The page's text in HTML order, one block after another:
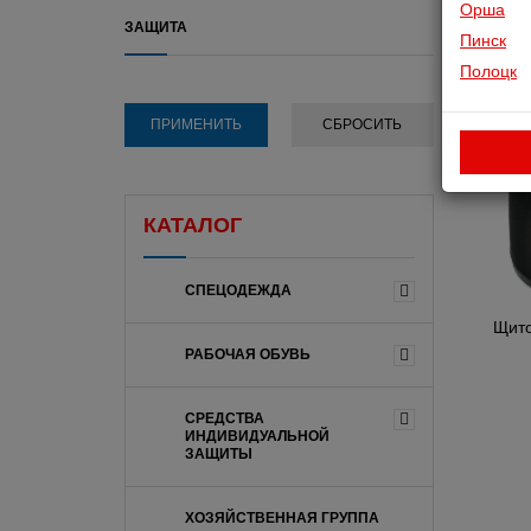
Орша
Пинск
Полоцк
ЗАЩИТА
КАТАЛОГ
СПЕЦОДЕЖДА
РАБОЧАЯ ОБУВЬ
СРЕДСТВА
ИНДИВИДУАЛЬНОЙ
ЗАЩИТЫ
ХОЗЯЙСТВЕННАЯ ГРУППА